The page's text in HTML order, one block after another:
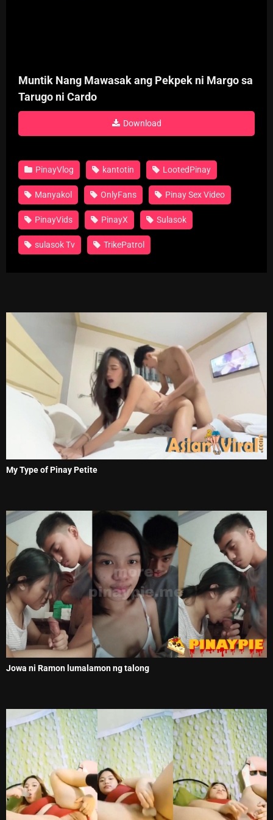
Muntik Nang Mawasak ang Pekpek ni Margo sa
Tarugo ni Cardo
Download
PinayVlog kantotin LootedPinay
Manyakol OnlyFans Pinay Sex Video
PinayVids PinayX Sulasok
sulasok Tv TrikePatrol
My Type of Pinay Petite
Jowa ni Ramon lumalamon ng talong